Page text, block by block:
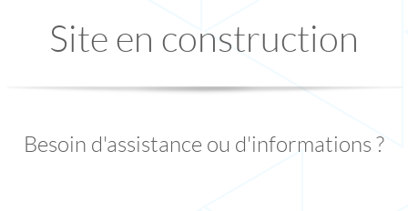
Site en construction
Besoin d'assistance ou d'informations ?